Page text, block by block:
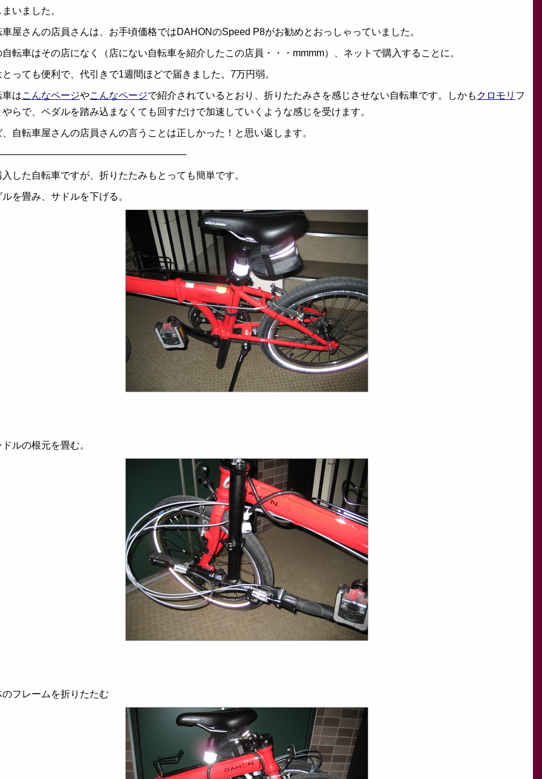
いました。
屋さんの店員さんは、お手頃価格ではDAHONのSpeed P8がお勧めとおっしゃっていました。
転車はその店になく（店にない自転車を紹介したこの店員・・・mmmm）、ネットで購入することに。
っても便利で、代引きで1週間ほどで届きました。7万円弱。
車はこんなページやこんなページで紹介されているとおり、折りたたみさを感じさせない自転車です。しかも クロモリ フ
らで、ペダルを踏み込まなくても回すだけで加速していくような感じを受けます。
自転車屋さんの店員さんの言うことは正しかった！と思い返します。
した自転車ですが、折りたたみもとっても簡単です。
を畳み、サドルを下げる。
ルの根元を畳む。
フレームを折りたたむ